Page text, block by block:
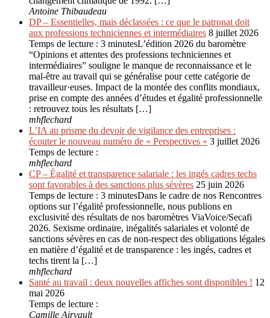
Antoine Thibaudeau
DP – Essentielles, mais déclassées : ce que le patronat doit
aux professions techniciennes et intermédiaires 8 juillet 2026
Temps de lecture : 3 minutesL’édition 2026 du baromètre
“Opinions et attentes des professions techniciennes et
intermédiaires” souligne le manque de reconnaissance et le
mal-être au travail qui se généralise pour cette catégorie de
travailleur·euses. Impact de la montée des conflits mondiaux,
prise en compte des années d’études et égalité professionnelle
: retrouvez tous les résultats […]
mhflechard
L’IA au prisme du devoir de vigilance des entreprises :
écouter le nouveau numéro de « Perspectives » 3 juillet 2026
Temps de lecture :
mhflechard
CP – Égalité et transparence salariale : les ingés cadres techs
sont favorables à des sanctions plus sévères 25 juin 2026
Temps de lecture : 3 minutesDans le cadre de nos Rencontres
options sur l’égalité professionnelle, nous publions en
exclusivité des résultats de nos baromètres ViaVoice/Secafi
2026. Sexisme ordinaire, inégalités salariales et volonté de
sanctions sévères en cas de non-respect des obligations légales
en matière d’égalité et de transparence : les ingés, cadres et
techs tirent la […]
mhflechard
Santé au travail : deux nouvelles affiches sont disponibles ! 12
mai 2026
Temps de lecture :
Camille Airvault